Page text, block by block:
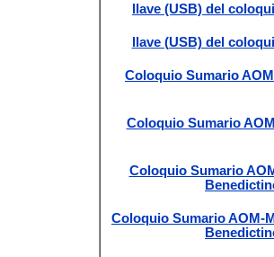
llave (USB) del
llave (USB) del
Coloquio Sumario
Coloquio Sumario
Coloquio Sumario
Coloquio Sumario AOM-